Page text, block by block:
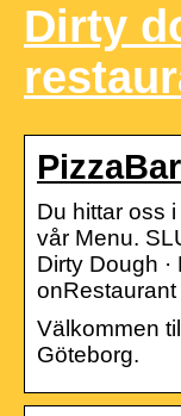
Dirty
Du hittar oss
vår Menu.
Dirty Dough
Välkommen
Göteborg.